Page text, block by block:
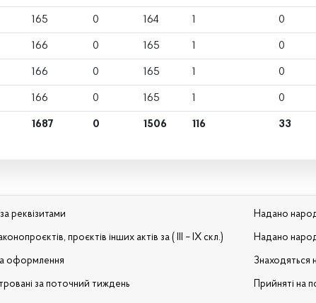
165 0 164 1 0
166 0 165 1 0
166 0 165 1 0
166 0 165 1 0
1687 0 1506 116 33
реквізитами
проєктів інших актів за ( III – IX скл.)
оформлення
за поточний тиждень
Надано
Надано
Знаходяться
Прийняті на